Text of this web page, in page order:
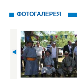
ФОТОГАЛЕРЕЯ